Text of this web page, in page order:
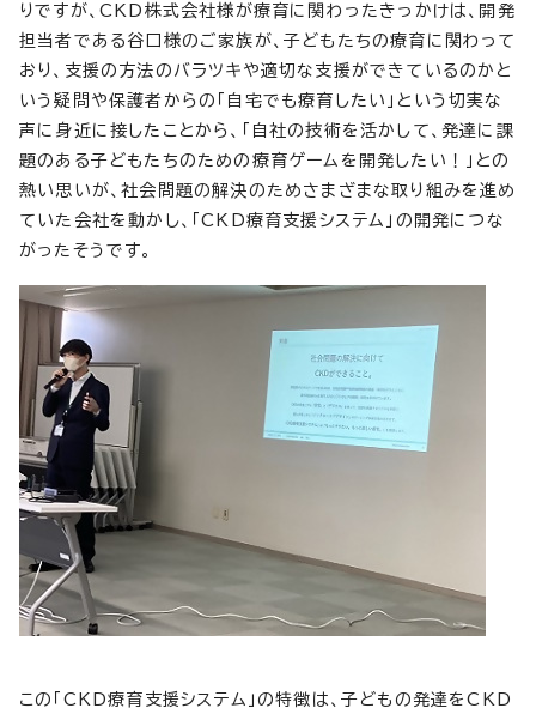
りですが、CKD株式会社様が療育に関わったきっかけは、開発
担当者である谷口様のご家族が、子どもたちの療育に関わって
おり、支援の方法のバラツキや適切な支援ができているのかと
いう疑問や保護者からの「自宅でも療育したい」という切実な
声に身近に接したことから、「自社の技術を活かして、発達に課
題のある子どもたちのための療育ゲームを開発したい！」との
熱い思いが、社会問題の解決のためさまざまな取り組みを進め
ていた会社を動かし、「CKD療育支援システム」の開発につな
がったそうです。
この「CKD療育支援システム」の特徴は、子どもの発達をCKD